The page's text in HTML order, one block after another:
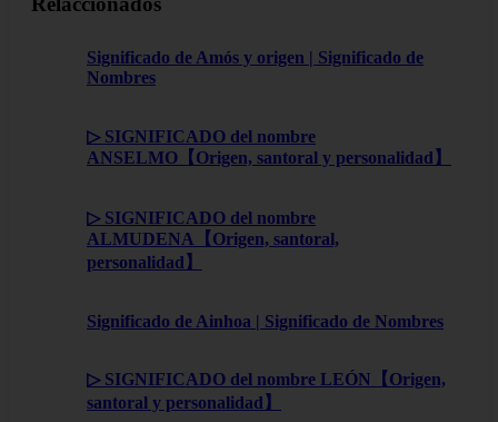
Significado de Amós y origen | Significado de
Nombres
▷ SIGNIFICADO del nombre
ANSELMO【Origen, santoral y personalidad】
▷ SIGNIFICADO del nombre
ALMUDENA【Origen, santoral,
personalidad】
Significado de Ainhoa | Significado de Nombres
▷ SIGNIFICADO del nombre LEÓN【Origen,
santoral y personalidad】